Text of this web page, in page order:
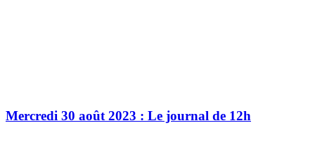
Mercredi 30 août 2023 : Le journal de 12h